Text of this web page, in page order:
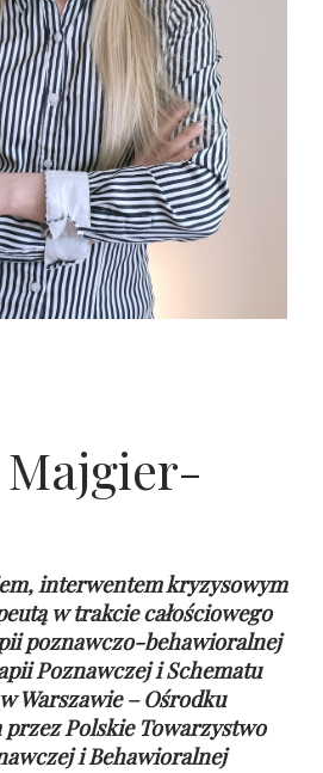
interwentem kryzysowym
w trakcie całościowego
poznawczo-behawioralnej
Poznawczej i Schematu
Warszawie – Ośrodku
Polskie Towarzystwo
i Behawioralnej